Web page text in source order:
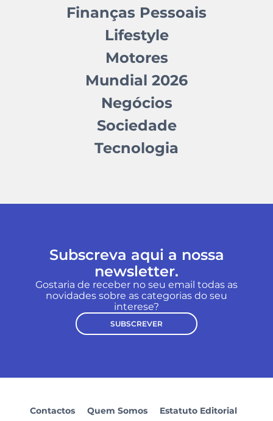
Finanças Pessoais
Lifestyle
Motores
Mundial 2026
Negócios
Sociedade
Tecnologia
Subscreva aqui a nossa
newsletter.
Gostaria de receber no seu email todas as
novidades sobre as categorias do seu
interese?
SUBSCREVER
Contactos Quem Somos Estatuto Editorial